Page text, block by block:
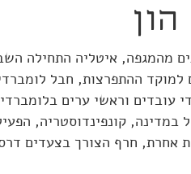
שבועות, אחרי שקברה 26 אלף מתים מהמגפה, איטליה
ההתפרצות, חבל
עובדים וראשי ערים
במדינה, קונפינדוסטריה,
אחרת, חרף הצורך בצעדים